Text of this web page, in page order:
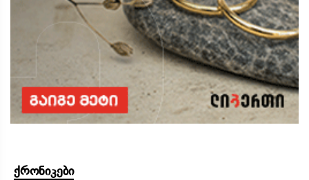
ქრონიკები